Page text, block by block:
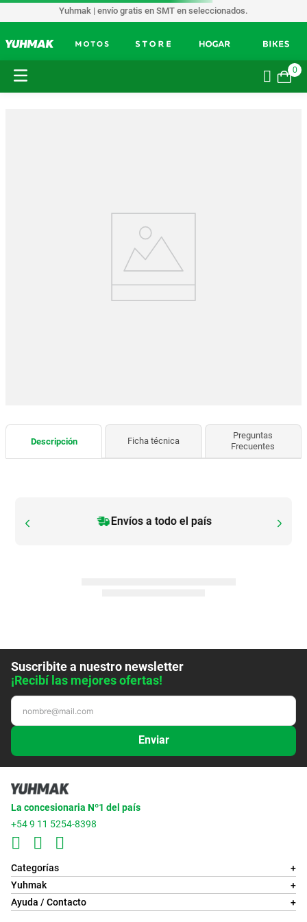
Yuhmak | envío gratis en SMT en seleccionados.
0
Descripción Ficha técnica
Preguntas
Frecuentes
Envíos a todo el país
Suscribite a nuestro newsletter
¡Recibí las mejores ofertas!
Enviar
La concesionaria Nº1 del país
+54 9 11 5254-8398
Categorías
+
Yuhmak
+
Ayuda / Contacto
+